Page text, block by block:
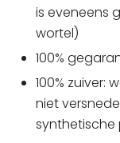
is eveneens
wortel)
100%
100% zuiver:
niet